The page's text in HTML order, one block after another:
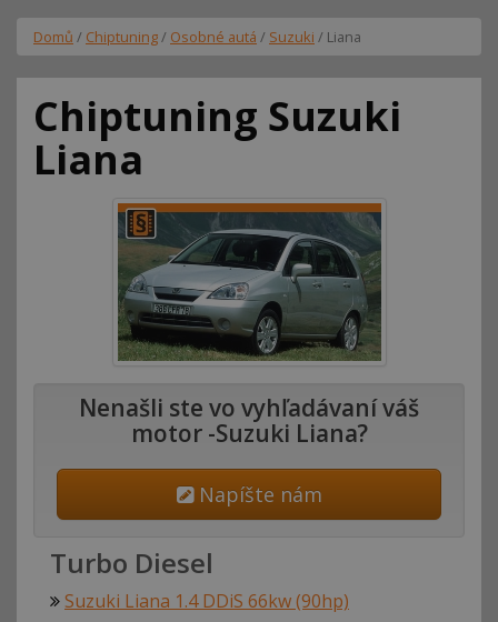
Domů / Chiptuning/ Osobné autá / Suzuki / Liana
Chiptuning Suzuki
Liana
Nenašli ste vo vyhľadávaní váš
motor -Suzuki Liana?
Napíšte nám
Turbo Diesel
Suzuki Liana 1.4 DDiS 66kw (90hp)